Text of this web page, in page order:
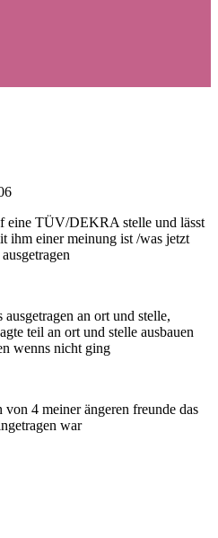
eine TÜV/DEKRA stelle und lässt
ihm einer meinung ist /was jetzt
an ort und stelle,
teil an ort und stelle ausbauen
wenns nicht ging
4 meiner ängeren freunde das
war